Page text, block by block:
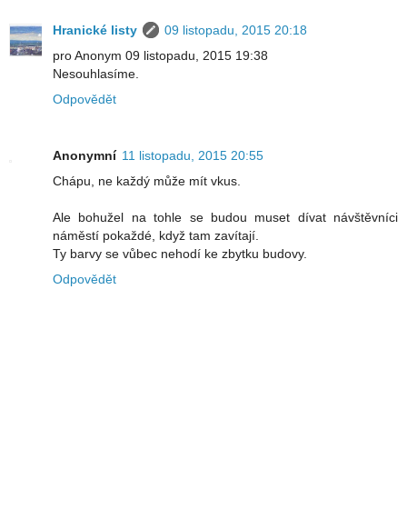
Hranické listy
09 listopadu, 2015 20:18
pro Anonym 09 listopadu, 2015 19:38
Nesouhlasíme.
Odpovědět
Anonymní 11 listopadu, 2015 20:55
Chápu, ne každý může mít vkus.
Ale bohužel na tohle se budou muset dívat návštěvníci
náměstí pokaždé, když tam zavítají.
Ty barvy se vůbec nehodí ke zbytku budovy.
Odpovědět